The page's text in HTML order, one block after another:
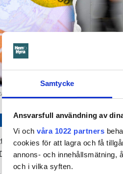
Samtycke
Ansvarsfull användning av
Vi och våra 1022 partners
cookies för att lagra och få
annons- och innehållsmätning,
och i vilka syften.
300 000 kronor efter att ett barn satt på
Dela
hösten 2022. Barnet som har
vrider barnet på kranen i